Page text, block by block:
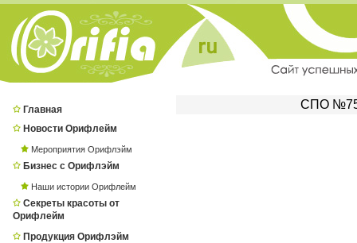
Главная
Новости Орифлейм
Мероприятия Орифлэйм
Бизнес с Орифлэйм
Наши истории Орифлейм
Секреты красоты от
Орифлейм
Продукция Орифлэйм
СПО